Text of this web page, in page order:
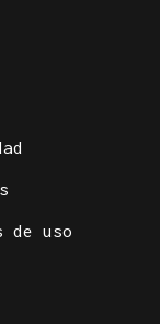
de uso